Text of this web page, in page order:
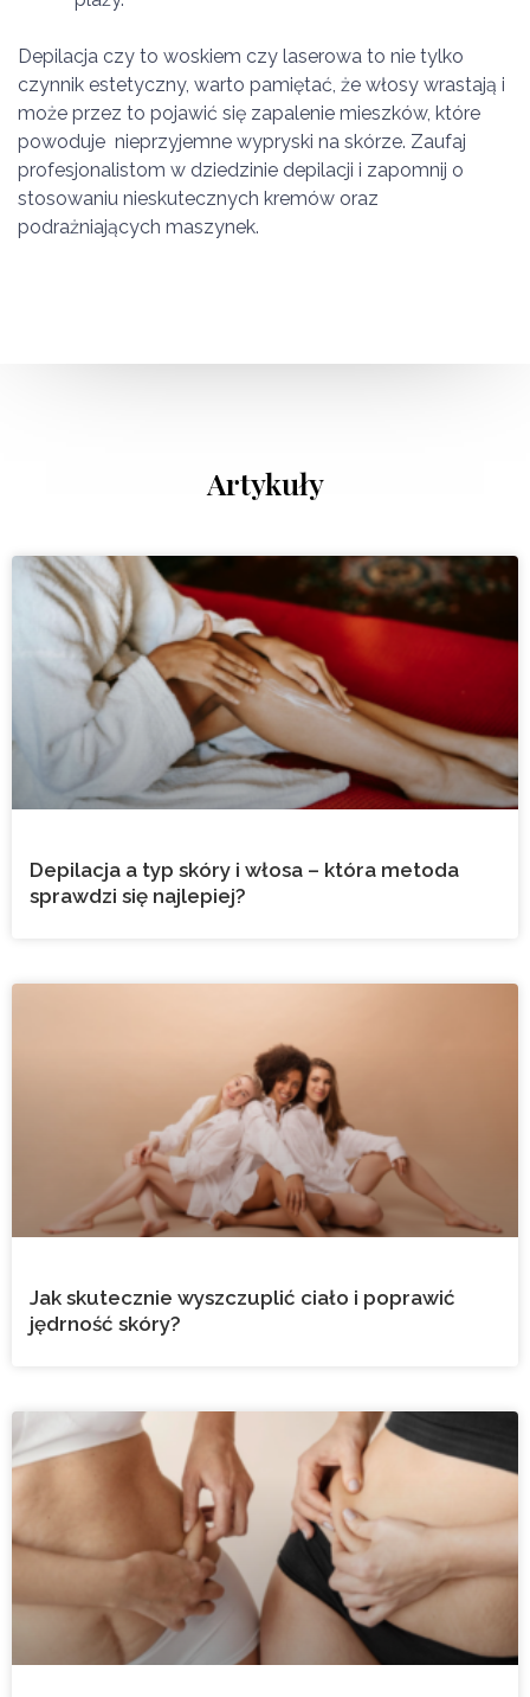
Depilacja czy to woskiem czy laserowa to nie tylko
czynnik estetyczny, warto pamiętać, że włosy wrastają i
może przez to pojawić się zapalenie mieszków, które
powoduje nieprzyjemne wypryski na skórze. Zaufaj
profesjonalistom w dziedzinie depilacji i zapomnij o
stosowaniu nieskutecznych kremów oraz
podrażniających maszynek.
Artykuły
Depilacja a typ skóry i włosa – która metoda
sprawdzi się najlepiej?
Jak skutecznie wyszczuplić ciało i poprawić
jędrność skóry?